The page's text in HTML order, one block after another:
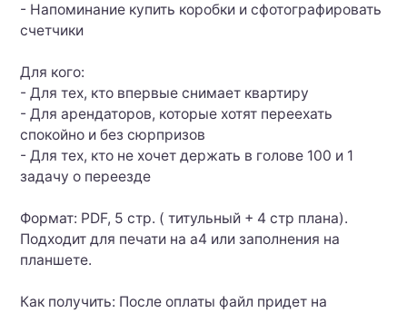
- Напоминание купить коробки и сфотографировать
счетчики
Для кого:
- Для тех, кто впервые снимает квартиру
- Для арендаторов, которые хотят переехать
спокойно и без сюрпризов
- Для тех, кто не хочет держать в голове 100 и 1
задачу о переезде
Формат: PDF, 5 стр. ( титульный + 4 стр плана).
Подходит для печати на а4 или заполнения на
планшете.
Как получить: После оплаты файл придет на